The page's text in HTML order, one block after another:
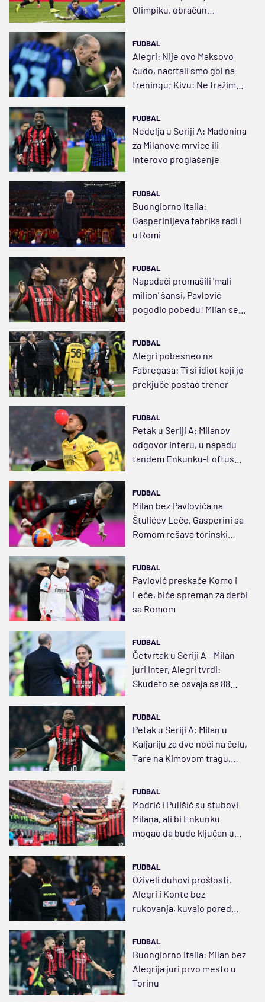
Olimpiku, obračun
FUDBAL
Alegri: Nije ovo Maksovo
čudo, nacrtali smo gol na
treningu; Kivu: Ne tražim
FUDBAL
Nedelja u Seriji A: Madonina
za Milanove mrvice ili
Interovo proglašenje
FUDBAL
Buongiorno Italia:
Gasperinijeva fabrika radi i
u Romi
FUDBAL
Napadači promašili 'mali
milion' šansi, Pavlović
pogodio pobedu! Milan se
FUDBAL
Alegri pobesneo na
Fabregasa: Ti si idiot koji je
prekjuče postao trener
FUDBAL
Petak u Seriji A: Milanov
odgovor Interu, u napadu
tandem Enkunku-Loftus
FUDBAL
Milan bez Pavlovića na
Štulićev Leče, Gasperini sa
Romom rešava torinski
FUDBAL
Pavlović preskače Komo i
Leče, biće spreman za derbi
sa Romom
FUDBAL
Četvrtak u Seriji A - Milan
juri Inter, Alegri tvrdi:
Skudeto se osvaja sa 88
FUDBAL
Petak u Seriji A: Milan u
Kaljariju za dve noći na čelu,
Tare na Kimovom tragu,
FUDBAL
Modrić i Pulišić su stubovi
Milana, ali bi Enkunku
mogao da bude ključan u
FUDBAL
Oživeli duhovi prošlosti,
Alegri i Konte bez
rukovanja, kuvalo pored
FUDBAL
Buongiorno Italia: Milan bez
Alegrija juri prvo mesto u
Torinu